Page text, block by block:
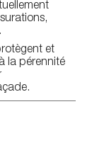
et
la pérennité